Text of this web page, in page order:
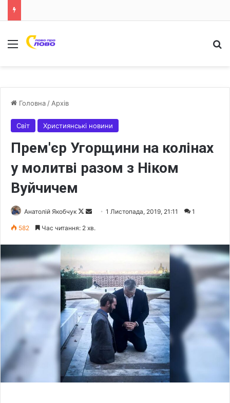
Меню
Головна / Архів
Світ Християнські новини
Прем'єр Угорщини на колінах
у молитві разом з Ніком
Вуйчичем
Анатолій Якобчук
F
w
o
n
X
n
e
m
a
i
l
1 Листопада, 2019, 21:11 1
582 Час читання: 2 хв.